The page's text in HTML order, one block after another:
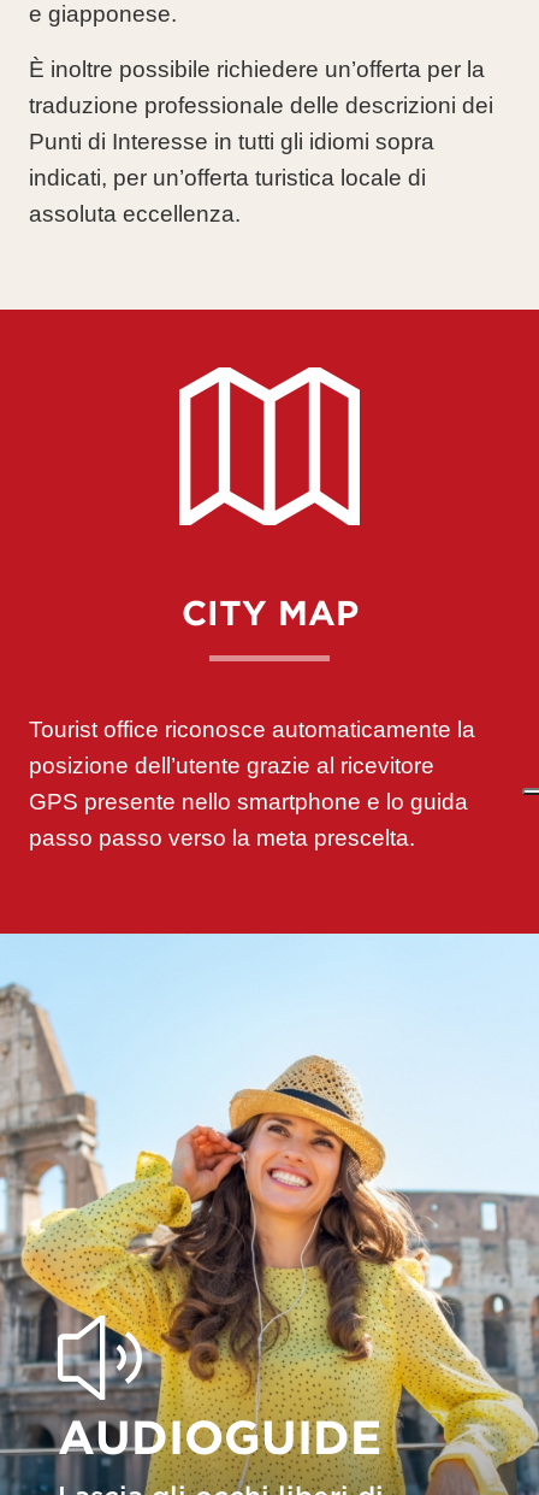
e giapponese.
È inoltre possibile richiedere un’offerta per la
traduzione professionale delle descrizioni dei
Punti di Interesse in tutti gli idiomi sopra
indicati, per un’offerta turistica locale di
assoluta eccellenza.
CITY MAP
Tourist office riconosce automaticamente la
posizione dell’utente grazie al ricevitore
GPS presente nello smartphone e lo guida
passo passo verso la meta prescelta.
AUDIOGUIDE